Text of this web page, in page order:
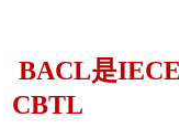
BACL是
CBTL